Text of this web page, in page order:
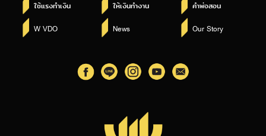
ใช้แรงทำเงิน ให้เงินทำงาน คำพ่อสอน
W VDO News Our Story